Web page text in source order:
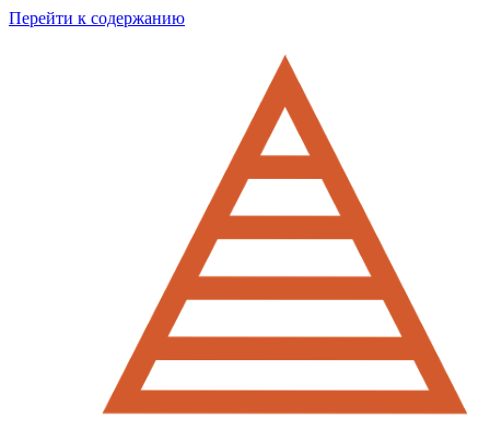
Перейти к содержанию